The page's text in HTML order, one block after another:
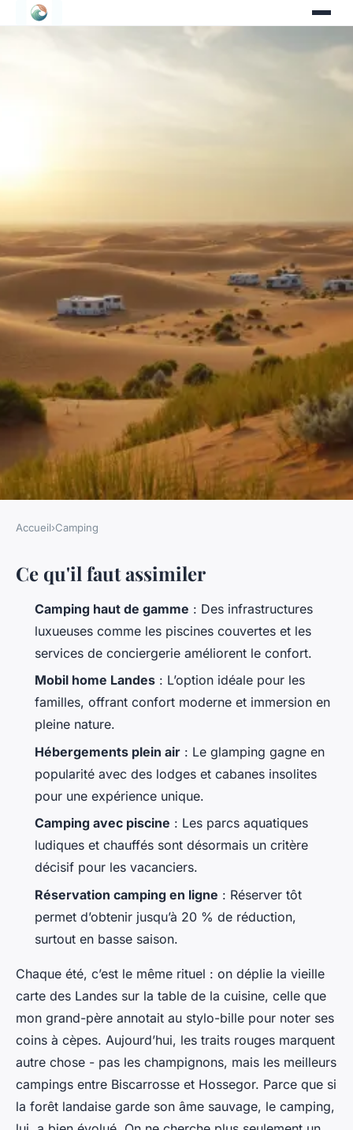
CAMPING
Les meilleurs campings des
landes pour vos congés sereins
Bernardin•21/04/2026 11:25 •10 min de lecture
Accueil›Camping
Ce qu'il faut assimiler
Camping haut de gamme : Des infrastructures
luxueuses comme les piscines couvertes et les
services de conciergerie améliorent le confort.
Mobil home Landes : L’option idéale pour les
familles, offrant confort moderne et immersion en
pleine nature.
Hébergements plein air : Le glamping gagne en
popularité avec des lodges et cabanes insolites
pour une expérience unique.
Camping avec piscine : Les parcs aquatiques
ludiques et chauffés sont désormais un critère
décisif pour les vacanciers.
Réservation camping en ligne : Réserver tôt
permet d’obtenir jusqu’à 20 % de réduction,
surtout en basse saison.
Chaque été, c’est le même rituel : on déplie la vieille
carte des Landes sur la table de la cuisine, celle que
mon grand-père annotait au stylo-bille pour noter ses
coins à cèpes. Aujourd’hui, les traits rouges marquent
autre chose - pas les champignons, mais les meilleurs
campings entre Biscarrosse et Hossegor. Parce que si
la forêt landaise garde son âme sauvage, le camping,